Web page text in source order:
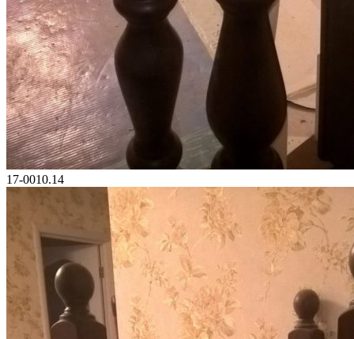
17-0010.14